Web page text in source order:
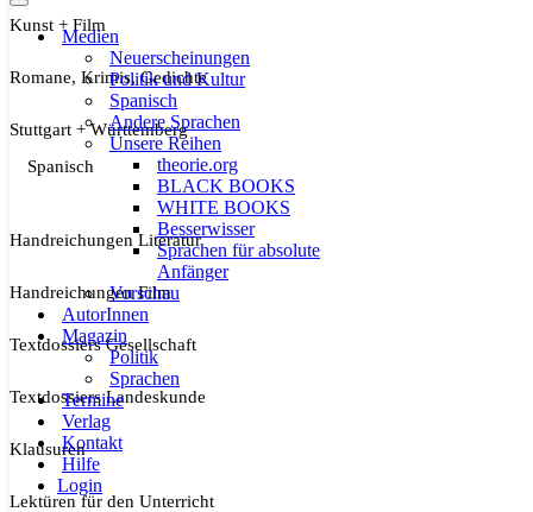
Navigationsmenü
Medien
Neuerscheinungen
Politik und Kultur
Spanisch
Andere Sprachen
Unsere Reihen
theorie.org
BLACK BOOKS
WHITE BOOKS
Besserwisser
Sprachen für absolute
Anfänger
Vorschau
AutorInnen
Magazin
Politik
Sprachen
Termine
Verlag
Kontakt
Hilfe
Login
Kunst + Film
Romane, Krimis, Gedichte
Stuttgart + Württemberg
Spanisch
Handreichungen Literatur
Handreichungen Film
Textdossiers Gesellschaft
Textdossiers Landeskunde
Klausuren
Lektüren für den Unterricht